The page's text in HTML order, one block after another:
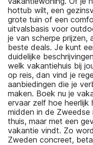
hottub wilt, een
grote tuin of een
uitvalsbasis voor
je van scherpe prijzen,
beste deals. Je kunt
duidelijke
welk vakantiehuis bij
op reis, dan vind je
aanbiedingen die je
maken. Boek nu je
ervaar zelf hoe
midden in de
thuis, maar met een
vakantie vindt. Zo
Zweden concreet,